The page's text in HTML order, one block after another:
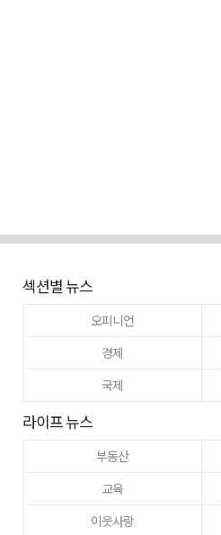
섹션별 뉴스
오피니언
경제
국제
라이프 뉴스
부동산
교육
이웃사랑